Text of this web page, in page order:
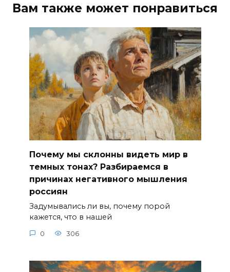
Вам также может понравиться
Почему мы склонны видеть мир в
темных тонах? Разбираемся в
причинах негативного мышления
россиян
Задумывались ли вы, почему порой
кажется, что в нашей
0 306